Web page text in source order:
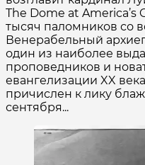
The Dome at America’s
тысяч паломников со
Венерабельный
один из наиболее
проповедников и
евангелизации XX
причислен к лику
сентября...